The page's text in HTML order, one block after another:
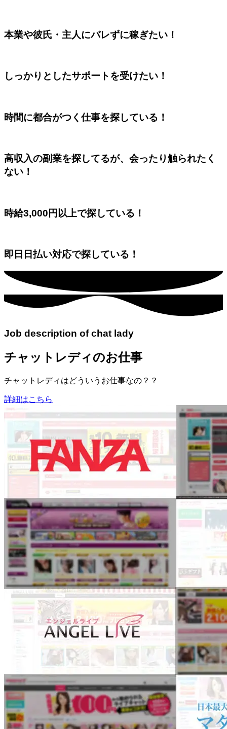
本業や彼氏・主人にバレずに稼ぎたい！
しっかりとしたサポートを受けたい！
時間に都合がつく仕事を探している！
高収入の副業を探してるが、会ったり触られたく
ない！
時給3,000円以上で探している！
即日日払い対応で探している！
Job description of chat lady
チャットレディのお仕事
チャットレディはどういうお仕事なの？？
詳細はこちら